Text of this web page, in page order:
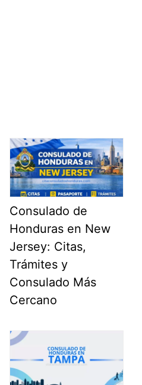
Consulado de
Honduras en New
Jersey: Citas,
Trámites y
Consulado Más
Cercano